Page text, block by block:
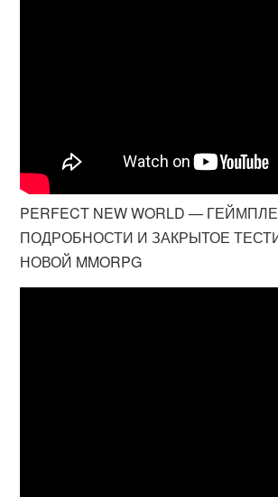
PERFECT NEW WORLD —
ПОДРОБНОСТИ И ЗАКРЫТОЕ
НОВОЙ MMORPG